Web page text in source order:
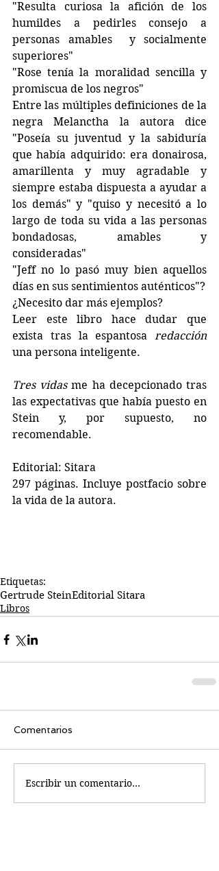
"Resulta curiosa la afición de los
humildes a pedirles consejo a
personas amables  y socialmente
superiores"
"Rose tenía la moralidad sencilla y
promiscua de los negros"
Entre las múltiples definiciones de la
negra Melanctha la autora dice
"Poseía su juventud y la sabiduría
que había adquirido: era donairosa,
amarillenta y muy agradable y
siempre estaba dispuesta a ayudar a
los demás" y "quiso y necesitó a lo
largo de toda su vida a las personas
bondadosas, amables y
consideradas"
"Jeff no lo pasó muy bien aquellos
días en sus sentimientos auténticos"?
¿Necesito dar más ejemplos?
Leer este libro hace dudar que
exista tras la espantosa redacción
una persona inteligente.
Tres vidas me ha decepcionado tras
las expectativas que había puesto en
Stein y, por supuesto, no
recomendable.
Editorial: Sitara
297 páginas. Incluye postfacio sobre
la vida de la autora.
Etiquetas:
Gertrude SteinEditorial Sitara
Libros
Comentarios
Escribir un comentario...